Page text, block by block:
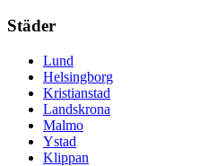
Städer
Lund
Helsingborg
Kristianstad
Landskrona
Malmo
Ystad
Klippan